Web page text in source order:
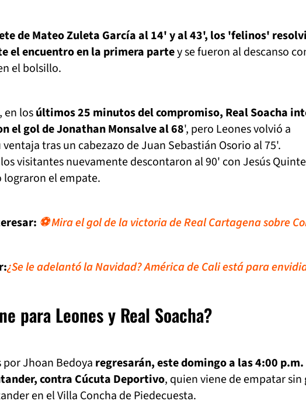
de Mateo Zuleta García al 14' y al 43', los 'felinos'
el encuentro en la primera partey se fueron al descanso
el bolsillo.
en losúltimos 25 minutos del compromiso, Real Soacha
el gol de Jonathan Monsalve al 68', pero Leones volvió a
tras un cabezazo de Juan Sebastián Osorio al 75'.
visitantes nuevamente descontaron al 90' con Jesús
lograron el empate.
⚽ Mira el gol de la victoria de Real Cartagena sobre
¿Se le adelantó la Navidad? América de Cali está para
para Leones y Real Soacha?
Jhoan Bedoya regresarán, este domingo a las 4:00 p.m.
contra Cúcuta Deportivo, quien viene de empatar sin
en el Villa Concha de Piedecuesta.